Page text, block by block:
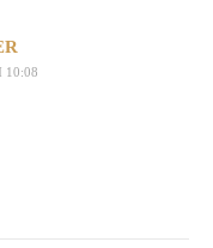
10:08